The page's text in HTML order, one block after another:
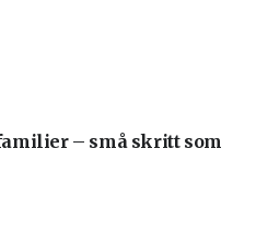
– små skritt som